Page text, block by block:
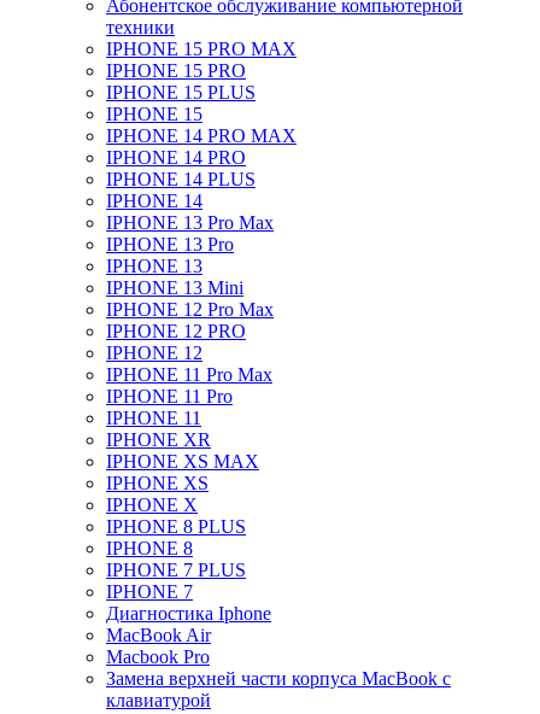
Абонентское обслуживание компьютерной
техники
IPHONE 15 PRO MAX
IPHONE 15 PRO
IPHONE 15 PLUS
IPHONE 15
IPHONE 14 PRO MAX
IPHONE 14 PRO
IPHONE 14 PLUS
IPHONE 14
IPHONE 13 Pro Max
IPHONE 13 Pro
IPHONE 13
IPHONE 13 Mini
IPHONE 12 Pro Max
IPHONE 12 PRO
IPHONE 12
IPHONE 11 Pro Max
IPHONE 11 Pro
IPHONE 11
IPHONE XR
IPHONE XS MAX
IPHONE XS
IPHONE X
IPHONE 8 PLUS
IPHONE 8
IPHONE 7 PLUS
IPHONE 7
Диагностика Iphone
MacBook Air
Macbook Pro
Замена верхней части корпуса MacBook с
клавиатурой